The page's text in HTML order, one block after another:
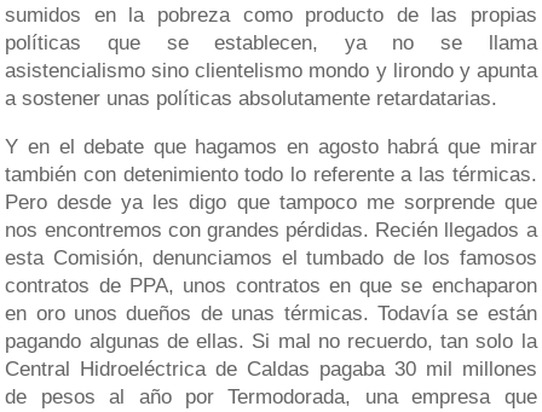
sumidos en la pobreza como producto de las propias
políticas que se establecen, ya no se llama
asistencialismo sino clientelismo mondo y lirondo y apunta
a sostener unas políticas absolutamente retardatarias.
Y en el debate que hagamos en agosto habrá que mirar
también con detenimiento todo lo referente a las térmicas.
Pero desde ya les digo que tampoco me sorprende que
nos encontremos con grandes pérdidas. Recién llegados a
esta Comisión, denunciamos el tumbado de los famosos
contratos de PPA, unos contratos en que se enchaparon
en oro unos dueños de unas térmicas. Todavía se están
pagando algunas de ellas. Si mal no recuerdo, tan solo la
Central Hidroeléctrica de Caldas pagaba 30 mil millones
de pesos al año por Termodorada, una empresa que